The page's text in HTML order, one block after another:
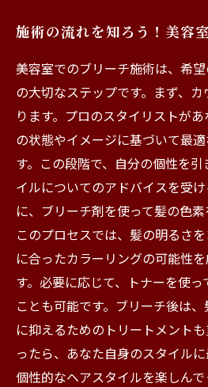
施術の流れを知ろう！美容
美容室でのブリーチ施術は、希
の大切なステップです。まず、
ります。プロのスタイリストが
の状態やイメージに基づいて最
す。この段階で、自分の個性を
イルについてのアドバイスを受
に、ブリーチ剤を使って髪の色素
このプロセスでは、髪の明るさ
に合ったカラーリングの可能性
す。必要に応じて、トナーを使
ことも可能です。ブリーチ後は
に抑えるためのトリートメント
ったら、あなた自身のスタイルに
個性的なヘアスタイルを楽しん